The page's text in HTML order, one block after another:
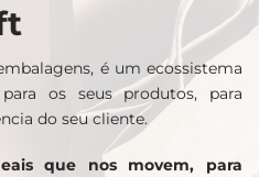
é um ecossistema
os seus produtos, para
do seu cliente.
que nos movem, para